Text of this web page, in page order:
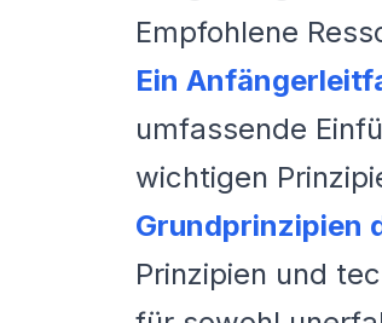
Empfohlene
Ein
umfassende
wichtigen
Grundprinzipien
Prinzipien und